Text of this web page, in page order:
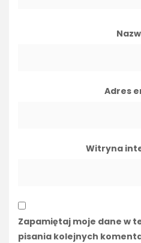
Adres
Witryna
Zapamiętaj moje dane w
pisania kolejnych